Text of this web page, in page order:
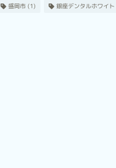
盛岡市(1) 銀座デンタルホワイト